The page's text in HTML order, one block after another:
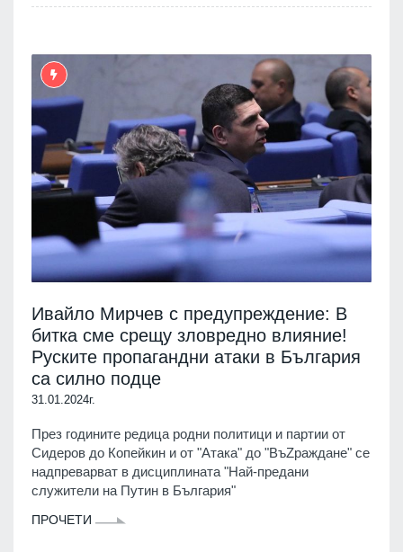
Ивайло Мирчев с предупреждение: В
битка сме срещу зловредно влияние!
Руските пропагандни атаки в България
са силно подце
31.01.2024г.
През годините редица родни политици и партии от
Сидеров до Копейкин и от "Атака" до "ВъZраждане" се
надпреварват в дисциплината "Най-предани
служители на Путин в България"
ПРОЧЕТИ